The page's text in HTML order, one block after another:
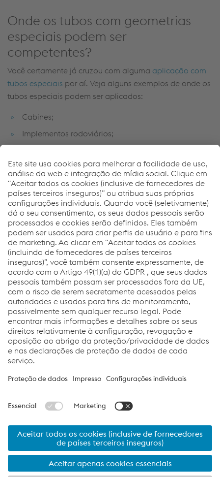
Onde os tubos com geometrias
especiais podem ser
competentes?
Você certamente já cruzou com alguma aplicação com
tubos especiais por aí. Veja alguns exemplos de onde os
tubos especiais podem ser aplicados:
Cabines;
Implementos rodoviários;
Caminhões;
Ônibus;
Formas;
Fitness;
Moveleiro;
Quer visualizar o que é, na prática, um tubo
especial?Nós te ajudamos!Acesse o nosso
catálogoe confira o que são estes produtos.
Transferências
Links
Tubos Especiais
voestalpine Meincol S.A.
©2022 voestalpine Meincol S.A.